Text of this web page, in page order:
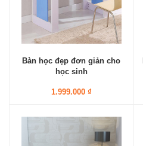
Bàn học đẹp đơn giản cho
học sinh
1.999.000 ₫